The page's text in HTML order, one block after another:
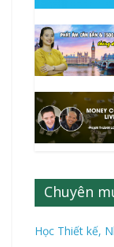
Chuyên
Học Thiết kế,